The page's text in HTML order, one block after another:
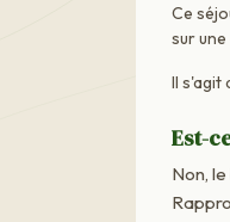
Ce
sur
Il s'agit
Est-
Non,